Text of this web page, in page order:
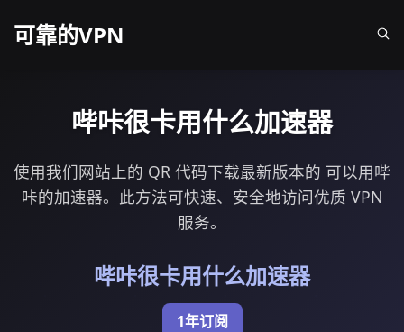
可靠的VPN
哔咔很卡用什么加速器
使用我们网站上的 QR 代码下载最新版本的 可以用哔
咔的加速器。此方法可快速、安全地访问优质 VPN
服务。
哔咔很卡用什么加速器
1年订阅